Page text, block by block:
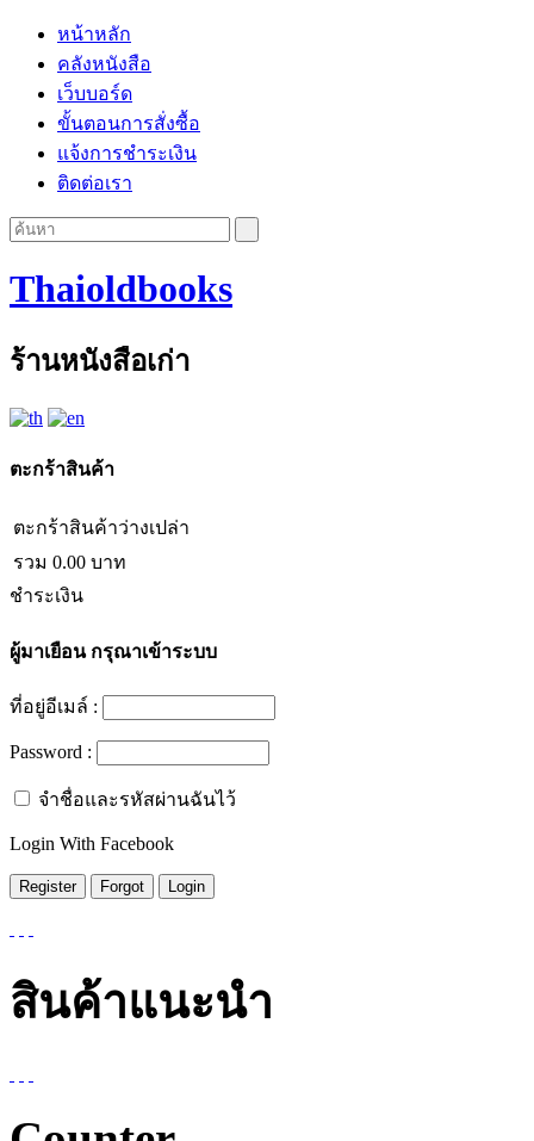
หน้าหลัก
คลังหนังสือ
เว็บบอร์ด
ขั้นตอนการสั่งซื้อ
แจ้งการชำระเงิน
ติดต่อเรา
Thaioldbooks
ร้านหนังสือเก่า
ตะกร้าสินค้า
ตะกร้าสินค้าว่างเปล่า
รวม 0.00 บาท
ชำระเงิน
ผู้มาเยือนกรุณาเข้าระบบ
ที่อยู่อีเมล์ :
Password :
จำชื่อและรหัสผ่านฉันไว้
Login With Facebook
สินค้าแนะนำ